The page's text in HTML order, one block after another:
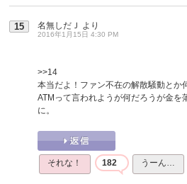
15 名無しだＪ より
2016年1月15日 4:30 PM
>>14
本当だよ！ファン不在の解散騒動とか
ATMって言われようが何だろうが金を
に。
それな！ 182 うーん…